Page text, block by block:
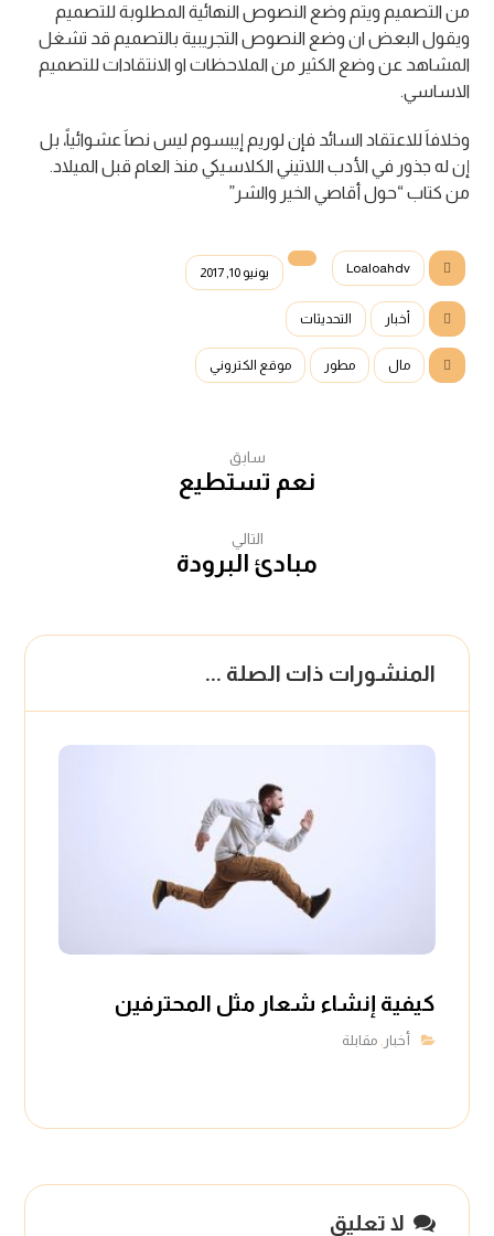
من التصميم ويتم وضع النصوص النهائية المطلوبة للتصميم
ويقول البعض ان وضع النصوص التجريبية بالتصميم قد تشغل
المشاهد عن وضع الكثير من الملاحظات او الانتقادات للتصميم
الاساسي.
وخلافاَ للاعتقاد السائد فإن لوريم إيبسوم ليس نصاَ عشوائياً، بل
إن له جذور في الأدب اللاتيني الكلاسيكي منذ العام قبل الميلاد.
من كتاب “حول أقاصي الخير والشر”
Loaloahdv يونيو 10, 2017
أخبار التحديثات
مال مطور موقع الكتروني
سابق
نعم تستطيع
التالي
مبادئ البرودة
المنشورات ذات الصلة ...
كيفية إنشاء شعار مثل المحترفين
أخبار مقابلة
لا تعليق